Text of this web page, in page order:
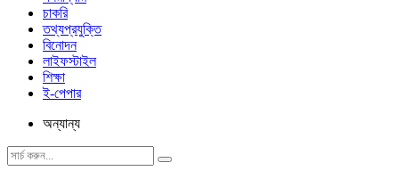
চাকরি
তথ্যপ্রযুক্তি
বিনোদন
লাইফস্টাইল
শিক্ষা
ই-পেপার
অন্যান্য